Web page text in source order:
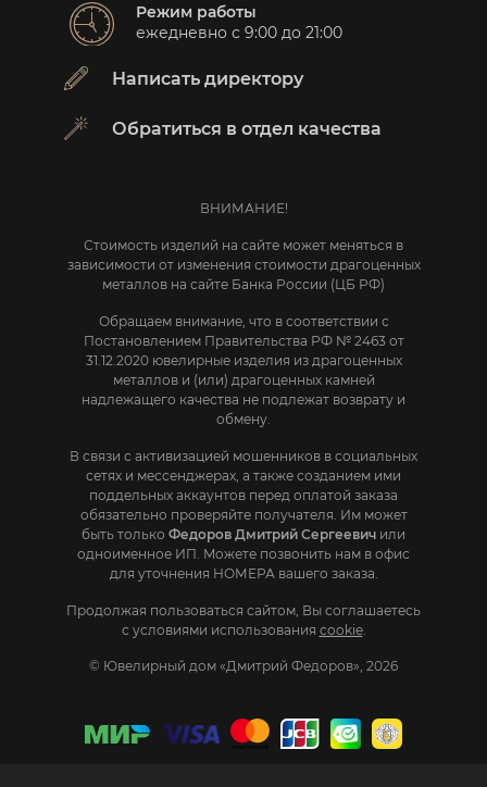
Режим работы
ежедневно с 9:00 до 21:00
Написать директору
Обратиться в отдел качества
ВНИМАНИЕ!
Стоимость изделий на сайте может меняться в
зависимости от изменения стоимости драгоценных
металлов на сайте Банка России (ЦБ РФ)
Обращаем внимание, что в соответствии с
Постановлением Правительства РФ № 2463 от
31.12.2020 ювелирные изделия из драгоценных
металлов и (или) драгоценных камней
надлежащего качества не подлежат возврату и
обмену.
В связи с активизацией мошенников в социальных
сетях и мессенджерах, а также созданием ими
поддельных аккаунтов перед оплатой заказа
обязательно проверяйте получателя. Им может
быть только Федоров Дмитрий Сергеевич или
одноименное ИП. Mожете позвонить нам в офис
для уточнения НОМЕРА вашего заказа.
Продолжая пользоваться сайтом, Вы соглашаетесь
с условиями использования cookie.
© Ювелирный дом «Дмитрий Федоров», 2026